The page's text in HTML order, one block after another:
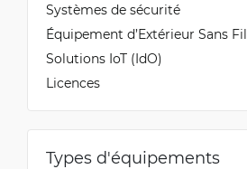
Systèmes de sécurité
Équipement d’Extérieur Sans Fil
Solutions IoT (IdO)
Licences
Types d'équipements